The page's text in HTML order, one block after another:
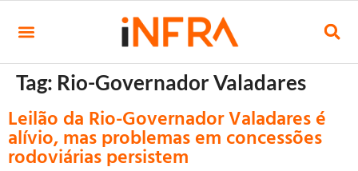
Tag: Rio-Governador Valadares
Leilão da Rio-Governador Valadares é
alívio, mas problemas em concessões
rodoviárias persistem